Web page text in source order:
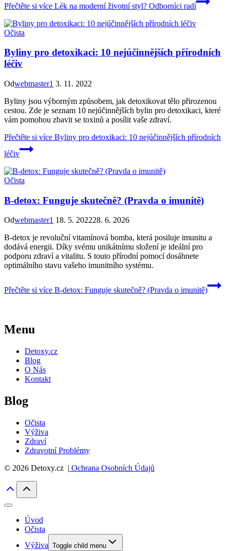
Přečtěte si více Lék na moderní životní styl? Odborníci radí
Očista
Byliny pro detoxikaci: 10 nejúčinnějších přírodních
léčiv
Odwebmaster1 3. 11. 2022
Byliny jsou výborným způsobem, jak detoxikovat tělo přirozenou
cestou. Zde je seznam 10 nejúčinnějších bylin pro detoxikaci, které
vám pomohou zbavit se toxinů a posílit vaše zdraví.
Přečtěte si více Byliny pro detoxikaci: 10 nejúčinnějších přírodních
léčiv
Očista
B-detox: Funguje skutečně? (Pravda o imunitě)
Odwebmaster1 18. 5. 202228. 6. 2026
B-detox je revoluční vitamínová bomba, která posiluje imunitu a
dodává energii. Díky svému unikátnímu složení je ideální pro
podporu zdraví a vitalitu. S touto přírodní pomocí dosáhnete
optimálního stavu vašeho imunitního systému.
Přečtěte si více B-detox: Funguje skutečně? (Pravda o imunitě)
Menu
Detoxy.cz
Blog
O Nás
Kontakt
Blog
Očista
Výživa
Zdraví
Zdravotní Problémy
© 2026 Detoxy.cz | Ochrana Osobních Údajů
Úvod
Očista
Výživa Toggle child menu